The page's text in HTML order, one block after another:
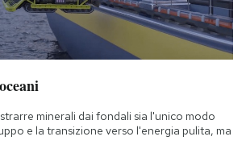
minerali dai fondali sia l'unico modo
e la transizione verso l'energia pulita, ma